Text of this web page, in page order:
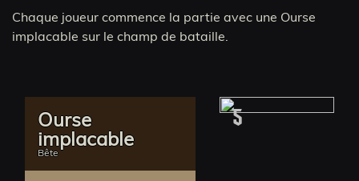
Chaque joueur commence la partie avec une Ourse
implacable sur le champ de bataille.
Ourse
implacable
Bête
5